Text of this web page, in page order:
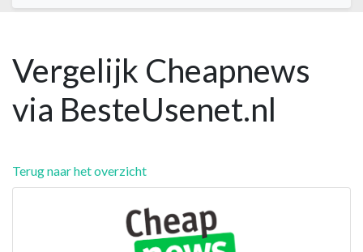
Vergelijk Cheapnews
via BesteUsenet.nl
Terug naar het overzicht